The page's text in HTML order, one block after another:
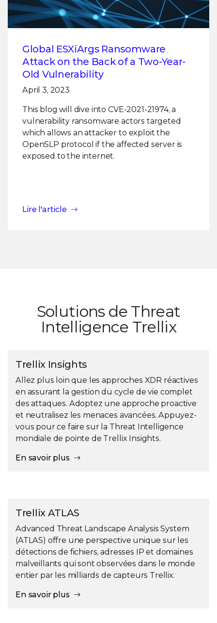
Global ESXiArgs Ransomware
Attack on the Back of a Two-Year-
Old Vulnerability
April 3, 2023
This blog will dive into CVE-2021-21974, a
vulnerability ransomware actors targeted
which allows an attacker to exploit the
OpenSLP protocol if the affected server is
exposed to the internet.
Lire l'article
Solutions de Threat
Intelligence Trellix
Trellix Insights
Allez plus loin que les approches XDR réactives
en assurant la gestion du cycle de vie complet
des attaques. Adoptez une approche proactive
et neutralisez les menaces avancées. Appuyez-
vous pour ce faire sur la Threat Intelligence
mondiale de pointe de Trellix Insights.
En savoir plus
Trellix ATLAS
Advanced Threat Landscape Analysis System
(ATLAS) offre une perspective unique sur les
détections de fichiers, adresses IP et domaines
malveillants qui sont observées dans le monde
entier par les milliards de capteurs Trellix.
En savoir plus